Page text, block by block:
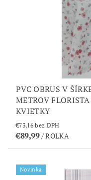
PVC OBRUS V
METROV
KVIETKY
€73,16 bez DPH
€89,99/ ROLKA
Novinka